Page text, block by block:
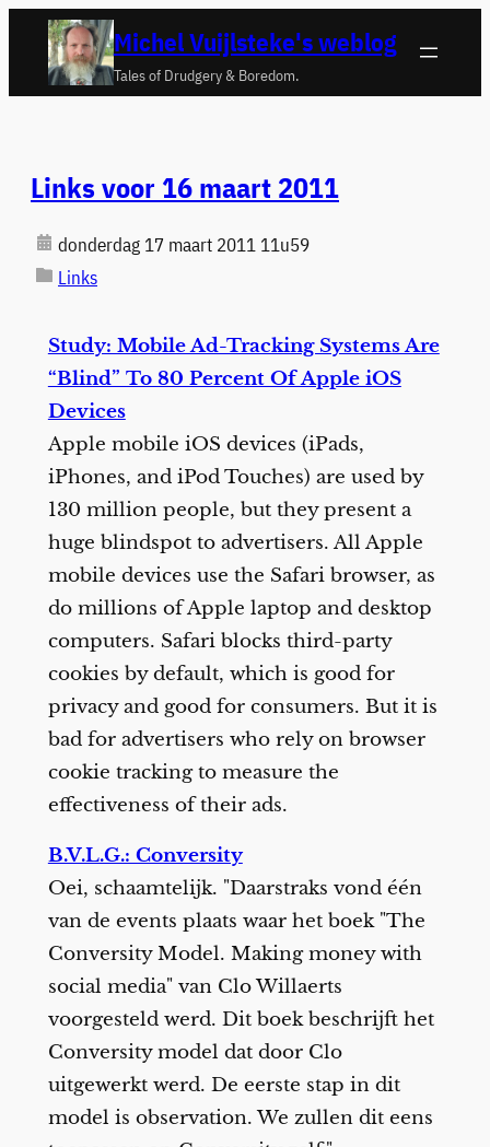
naar
Michel Vuijlsteke's weblog
Tales of Drudgery & Boredom.
Links voor 16 maart 2011
donderdag 17 maart 2011 11u59
Links
Study: Mobile Ad-Tracking Systems Are
“Blind” To 80 Percent Of Apple iOS
Devices
Apple mobile iOS devices (iPads,
iPhones, and iPod Touches) are used by
130 million people, but they present a
huge blindspot to advertisers. All Apple
mobile devices use the Safari browser, as
do millions of Apple laptop and desktop
computers. Safari blocks third-party
cookies by default, which is good for
privacy and good for consumers. But it is
bad for advertisers who rely on browser
cookie tracking to measure the
effectiveness of their ads.
B.V.L.G.: Conversity
Oei, schaamtelijk. "Daarstraks vond één
van de events plaats waar het boek "The
Conversity Model. Making money with
social media" van Clo Willaerts
voorgesteld werd. Dit boek beschrijft het
Conversity model dat door Clo
uitgewerkt werd. De eerste stap in dit
model is observation. We zullen dit eens